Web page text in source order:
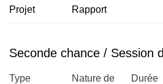
Projet Rapport
Seconde chance / Session
Type
Nature de
Durée